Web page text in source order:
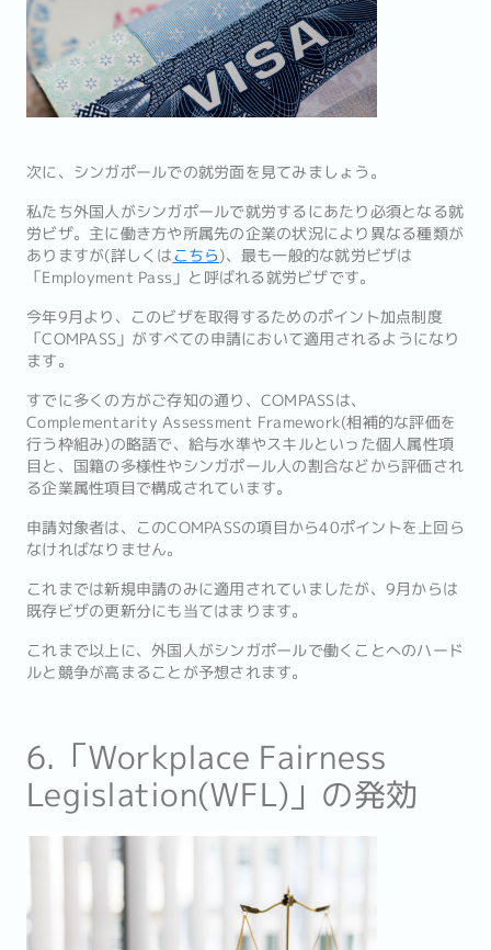
次に、シンガポールでの就労面を見てみましょう。
私たち外国人がシンガポールで就労するにあたり必須となる就
労ビザ。主に働き方や所属先の企業の状況により異なる種類が
ありますが(詳しくはこちら)、最も一般的な就労ビザは
「Employment Pass」と呼ばれる就労ビザです。
今年9月より、このビザを取得するためのポイント加点制度
「COMPASS」がすべての申請において適用されるようになり
ます。
すでに多くの方がご存知の通り、COMPASSは、
Complementarity Assessment Framework(相補的な評価を
行う枠組み)の略語で、給与水準やスキルといった個人属性項
目と、国籍の多様性やシンガポール人の割合などから評価され
る企業属性項目で構成されています。
申請対象者は、このCOMPASSの項目から40ポイントを上回ら
なければなりません。
これまでは新規申請のみに適用されていましたが、9月からは
既存ビザの更新分にも当てはまります。
これまで以上に、外国人がシンガポールで働くことへのハード
ルと競争が高まることが予想されます。
6.「Workplace Fairness
Legislation(WFL)」の発効